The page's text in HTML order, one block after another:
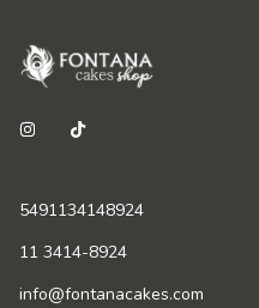
5491134148924
11 3414-8924
info@fontanacakes.com